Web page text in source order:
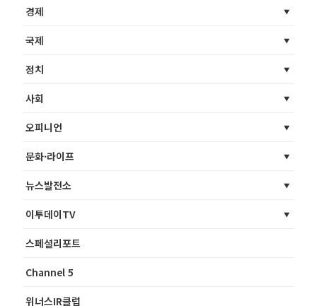
경제
국제
정치
사회
오피니언
문화·라이프
뉴스발전소
이투데이TV
스페셜리포트
Channel 5
위너스IR클럽